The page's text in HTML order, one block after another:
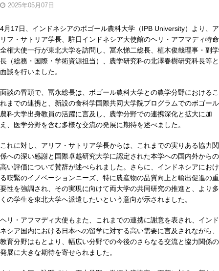
2025年05月07日
4月17日、インドネシアのボゴール農科大学（IPB University）より、ア
リフ・サトリア学長、駐日インドネシア大使館のヘリ・アフマディ特命
全権大使一行が東北大学を訪問し、冨永悌二総長、植木俊哉理事・副学
長（総務・国際・学術資源担当）、農学研究科の北澤春樹研究科長等と
面談を行いました。
面談の冒頭で、冨永総長は、ボゴール農科大学との農学分野におけるこ
れまでの連携と、新設の食科学国際共同大学院プログラムでのボゴール
農科大学出身教員の活躍に言及し、農学分野での連携深化と拡大に加
え、医学分野を含む多様な交流の発展に期待を述べました。
これに対し、アリフ・サトリア学長からは、これまでの実りある協力関
係への深い感謝と国際卓越研究大学に認定された本学への国内外からの
高い評価について賛辞が述べられました。さらに、インドネシアにおけ
る喫緊のイノベーションニーズ、特に農産物の品質向上と輸出促進の重
要性を強調され、その実現に向けて両大学の共同研究の推進と、より多
くの学生を東北大学へ派遣したいという意向が示されました。
ヘリ・アフマディ大使もまた、これまでの連携に謝意を表され、インド
ネシア国内における日本への留学に対する高い需要に言及されながら、
教育分野はもとより、幅広い分野での今後のさらなる交流と協力関係の
発展に大きな期待を寄せられました。